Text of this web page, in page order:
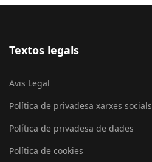
Textos legals
Avis Legal
Política de privadesa xarxes socials
Política de privadesa de dades
Política de cookies